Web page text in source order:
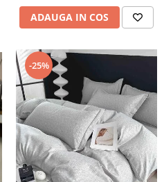
ADAUGA IN COS
-25%